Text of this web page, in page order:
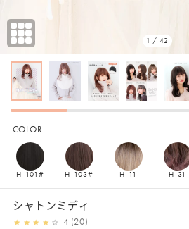
1 / 42
COLOR
H-101# H-103# H-11 H-31
シャトンミディ
4 (20)